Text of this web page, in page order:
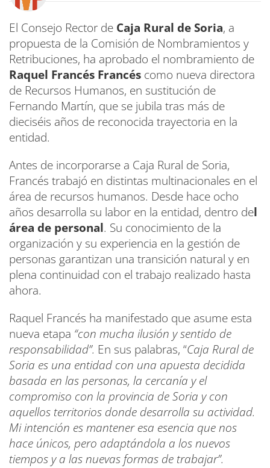
El Consejo Rector de Caja Rural de Soria, a
propuesta de la Comisión de Nombramientos y
Retribuciones, ha aprobado el nombramiento de
Raquel Francés Francés como nueva directora
de Recursos Humanos, en sustitución de
Fernando Martín, que se jubila tras más de
dieciséis años de reconocida trayectoria en la
entidad.
Antes de incorporarse a Caja Rural de Soria,
Francés trabajó en distintas multinacionales en el
área de recursos humanos. Desde hace ocho
años desarrolla su labor en la entidad, dentro del
área de personal. Su conocimiento de la
organización y su experiencia en la gestión de
personas garantizan una transición natural y en
plena continuidad con el trabajo realizado hasta
ahora.
Raquel Francés ha manifestado que asume esta
nueva etapa “con mucha ilusión y sentido de
responsabilidad”. En sus palabras, “Caja Rural de
Soria es una entidad con una apuesta decidida
basada en las personas, la cercanía y el
compromiso con la provincia de Soria y con
aquellos territorios donde desarrolla su actividad.
Mi intención es mantener esa esencia que nos
hace únicos, pero adaptándola a los nuevos
tiempos y a las nuevas formas de trabajar”.